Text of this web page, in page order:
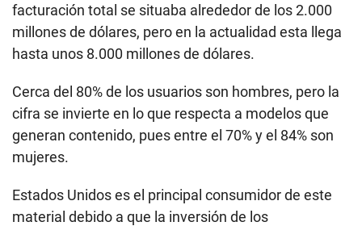
facturación total se situaba alrededor de los 2.000
millones de dólares, pero en la actualidad esta llega
hasta unos 8.000 millones de dólares.
Cerca del 80% de los usuarios son hombres, pero la
cifra se invierte en lo que respecta a modelos que
generan contenido, pues entre el 70% y el 84% son
mujeres.
Estados Unidos es el principal consumidor de este
material debido a que la inversión de los